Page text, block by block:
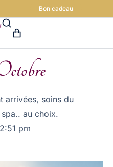
Bon cadeau
arrivées, soins du
au choix.
2:51 pm